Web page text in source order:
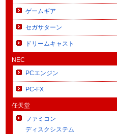
ゲームギア
セガサターン
ドリームキャスト
NEC
PCエンジン
PC-FX
任天堂
ファミコン
ディスクシステム